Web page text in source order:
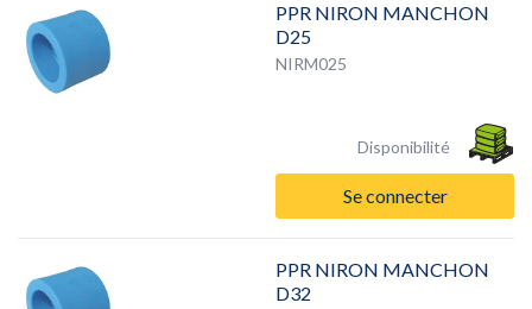
PPR NIRON MANCHON
D25
NIRM025
Disponibilité
Se connecter
PPR NIRON MANCHON
D32